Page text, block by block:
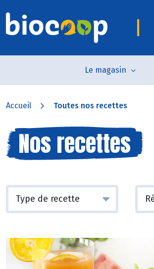
Le magasin
Accueil Toutes nos recettes
Nos recettes